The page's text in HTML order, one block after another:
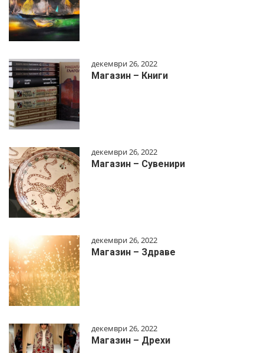
декември 26, 2022
Магазин – Книги
декември 26, 2022
Магазин – Сувенири
декември 26, 2022
Магазин – Здраве
декември 26, 2022
Магазин – Дрехи